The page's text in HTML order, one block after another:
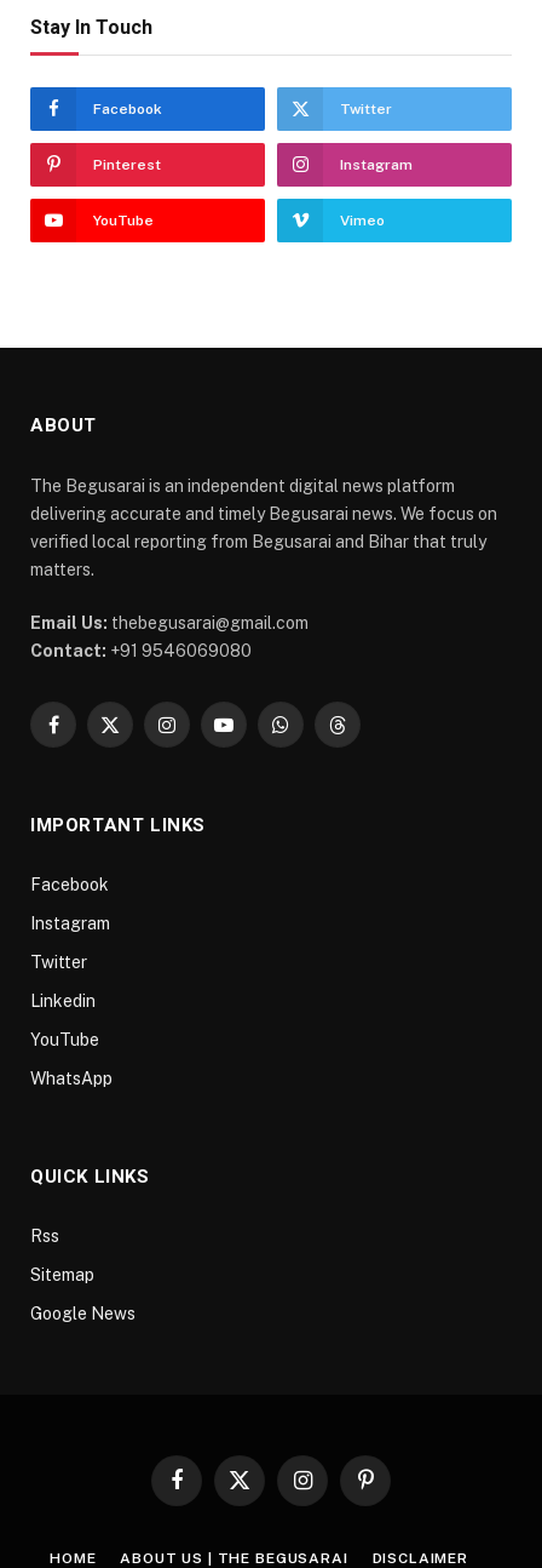
Stay In Touch
Facebook Twitter
Pinterest Instagram
YouTube Vimeo
ABOUT
The Begusarai is an independent digital news platform
delivering accurate and timely Begusarai news. We focus on
verified local reporting from Begusarai and Bihar that truly
matters.
Email Us: thebegusarai@gmail.com
Contact: +91 9546069080
Facebook
X
InstagramYouTubeWhatsAppThreads
IMPORTANT LINKS
Facebook
Instagram
Twitter
Linkedin
YouTube
WhatsApp
QUICK LINKS
Rss
Sitemap
Google News
Facebook
X
InstagramPinterest
HOME ABOUT US | THE BEGUSARAI DISCLAIMER